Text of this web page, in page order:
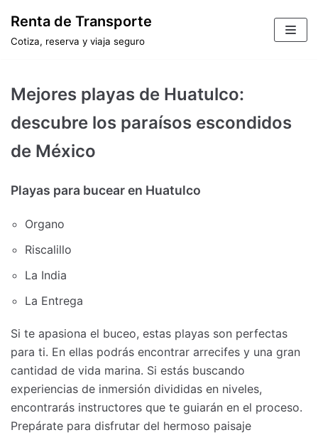
Saltar
al
Renta de Transporte
Cotiza, reserva y viaja seguro
Mejores playas de Huatulco:
descubre los paraísos escondidos
de México
Playas para bucear en Huatulco
Organo
Riscalillo
La India
La Entrega
Si te apasiona el buceo, estas playas son perfectas
para ti. En ellas podrás encontrar arrecifes y una gran
cantidad de vida marina. Si estás buscando
experiencias de inmersión divididas en niveles,
encontrarás instructores que te guiarán en el proceso.
Prepárate para disfrutar del hermoso paisaje